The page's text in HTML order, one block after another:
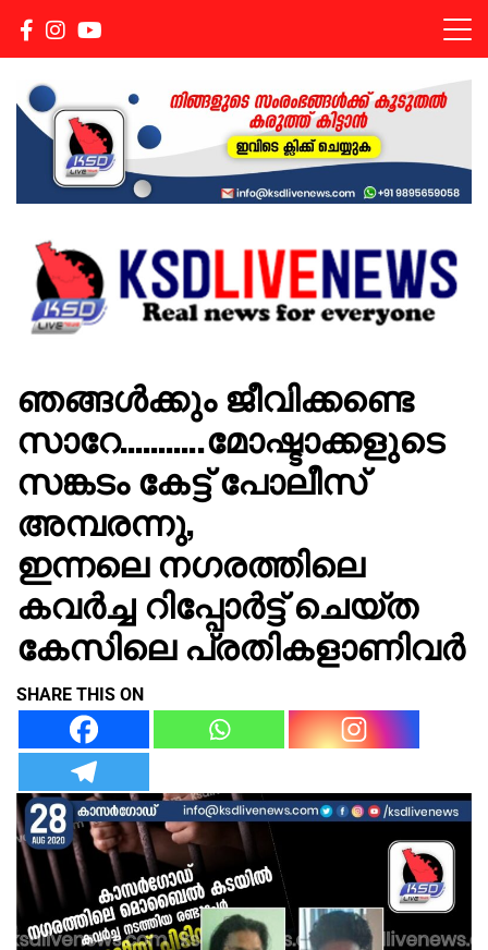
KSDLIVENEWS
ഞങ്ങൾക്കും ജീവിക്കണ്ടെ
സാറേ………..മോഷ്ടാക്കളുടെ
സങ്കടം കേട്ട് പോലീസ്
അമ്പരന്നു,
ഇന്നലെ നഗരത്തിലെ
കവർച്ച റിപ്പോർട്ട് ചെയ്ത
കേസിലെ പ്രതികളാണിവർ
SHARE THIS ON